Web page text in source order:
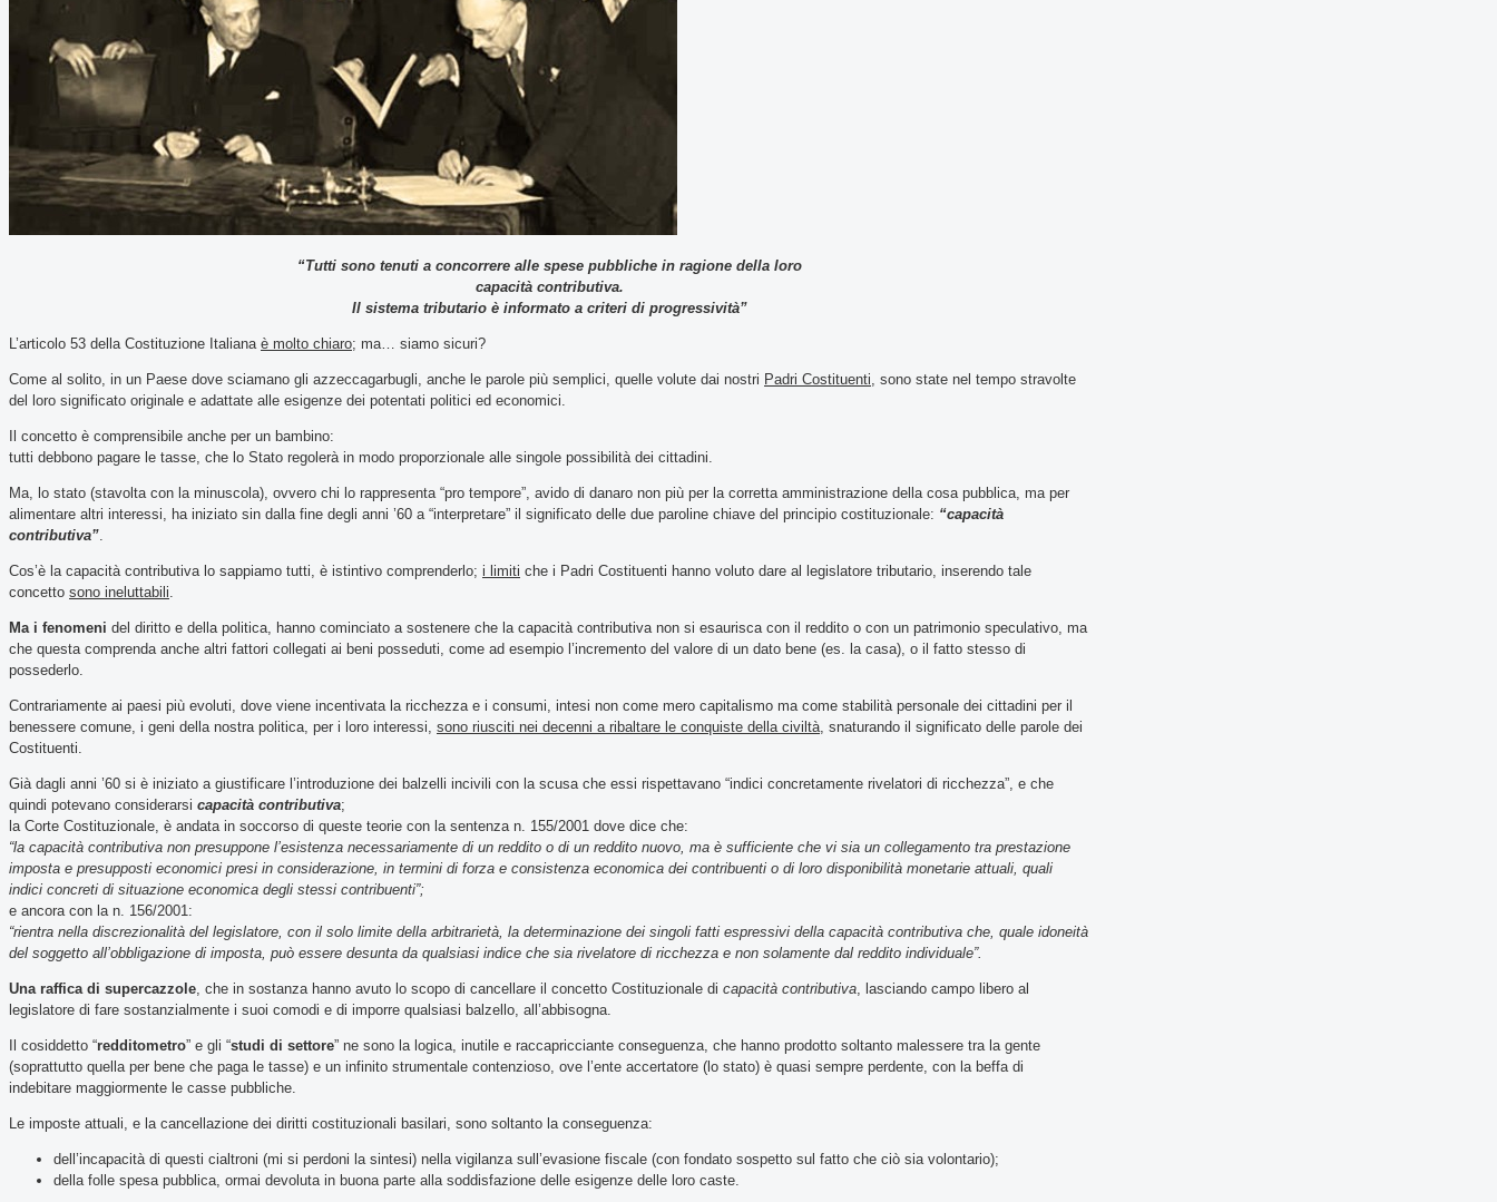
“Tutti sono tenuti a concorrere alle spese pubbliche in ragione della loro
capacità contributiva.
Il sistema tributario è informato a criteri di progressività”
L’articolo 53 della Costituzione Italiana è molto chiaro; ma… siamo sicuri?
Come al solito, in un Paese dove sciamano gli azzeccagarbugli, anche le parole più semplici, quelle volute dai nostri Padri Costituenti, sono state nel tempo stravolte
del loro significato originale e adattate alle esigenze dei potentati politici ed economici.
Il concetto è comprensibile anche per un bambino:
tutti debbono pagare le tasse, che lo Stato regolerà in modo proporzionale alle singole possibilità dei cittadini.
Ma, lo stato (stavolta con la minuscola), ovvero chi lo rappresenta “pro tempore”, avido di danaro non più per la corretta amministrazione della cosa pubblica, ma per
alimentare altri interessi, ha iniziato sin dalla fine degli anni ’60 a “interpretare” il significato delle due paroline chiave del principio costituzionale: “capacità
contributiva”.
Cos’è la capacità contributiva lo sappiamo tutti, è istintivo comprenderlo; i limiti che i Padri Costituenti hanno voluto dare al legislatore tributario, inserendo tale
concetto sono ineluttabili.
Ma i fenomeni del diritto e della politica, hanno cominciato a sostenere che la capacità contributiva non si esaurisca con il reddito o con un patrimonio speculativo, ma
che questa comprenda anche altri fattori collegati ai beni posseduti, come ad esempio l’incremento del valore di un dato bene (es. la casa), o il fatto stesso di
possederlo.
Contrariamente ai paesi più evoluti, dove viene incentivata la ricchezza e i consumi, intesi non come mero capitalismo ma come stabilità personale dei cittadini per il
benessere comune, i geni della nostra politica, per i loro interessi, sono riusciti nei decenni a ribaltare le conquiste della civiltà, snaturando il significato delle parole dei
Costituenti.
Già dagli anni ’60 si è iniziato a giustificare l’introduzione dei balzelli incivili con la scusa che essi rispettavano “indici concretamente rivelatori di ricchezza”, e che
quindi potevano considerarsi capacità contributiva;
la Corte Costituzionale, è andata in soccorso di queste teorie con la sentenza n. 155/2001 dove dice che:
“la capacità contributiva non presuppone l’esistenza necessariamente di un reddito o di un reddito nuovo, ma è sufficiente che vi sia un collegamento tra prestazione
imposta e presupposti economici presi in considerazione, in termini di forza e consistenza economica dei contribuenti o di loro disponibilità monetarie attuali, quali
indici concreti di situazione economica degli stessi contribuenti”;
e ancora con la n. 156/2001:
“rientra nella discrezionalità del legislatore, con il solo limite della arbitrarietà, la determinazione dei singoli fatti espressivi della capacità contributiva che, quale idoneità
del soggetto all’obbligazione di imposta, può essere desunta da qualsiasi indice che sia rivelatore di ricchezza e non solamente dal reddito individuale”.
Una raffica di supercazzole, che in sostanza hanno avuto lo scopo di cancellare il concetto Costituzionale di capacità contributiva, lasciando campo libero al
legislatore di fare sostanzialmente i suoi comodi e di imporre qualsiasi balzello, all’abbisogna.
Il cosiddetto “redditometro” e gli “studi di settore” ne sono la logica, inutile e raccapricciante conseguenza, che hanno prodotto soltanto malessere tra la gente
(soprattutto quella per bene che paga le tasse) e un infinito strumentale contenzioso, ove l’ente accertatore (lo stato) è quasi sempre perdente, con la beffa di
indebitare maggiormente le casse pubbliche.
Le imposte attuali, e la cancellazione dei diritti costituzionali basilari, sono soltanto la conseguenza:
dell’incapacità di questi cialtroni (mi si perdoni la sintesi) nella vigilanza sull’evasione fiscale (con fondato sospetto sul fatto che ciò sia volontario);
della folle spesa pubblica, ormai devoluta in buona parte alla soddisfazione delle esigenze delle loro caste.